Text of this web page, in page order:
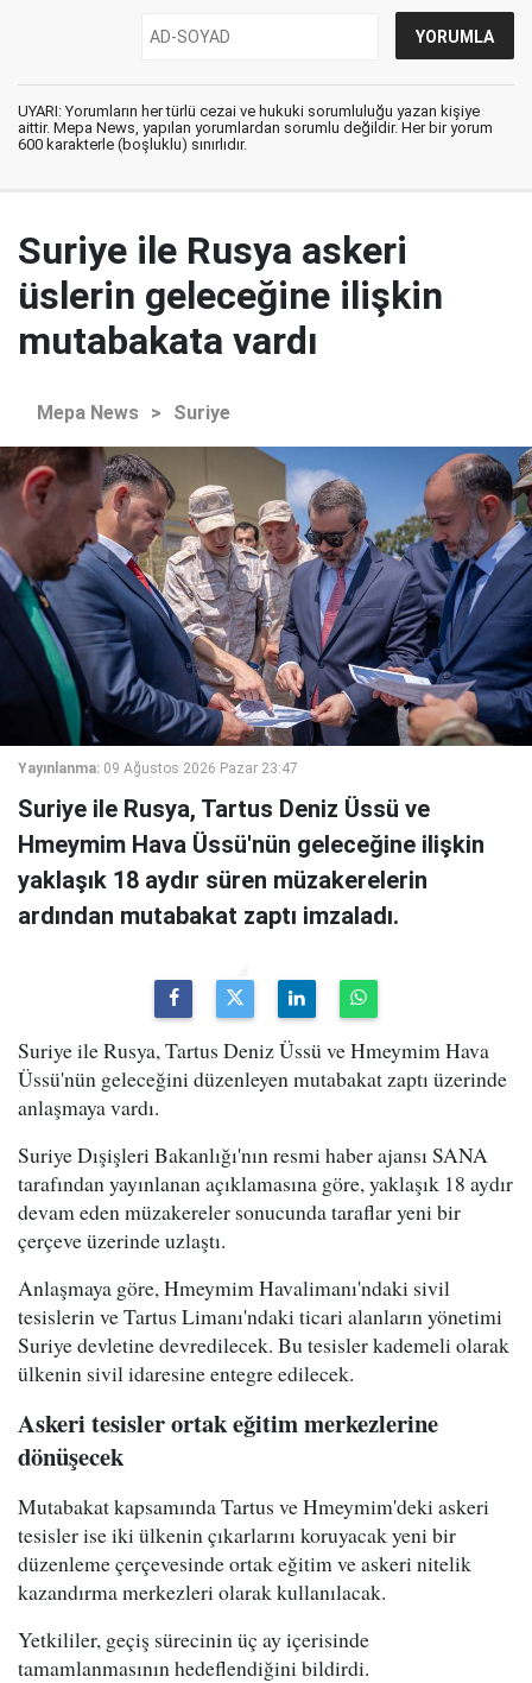
UYARI: Yorumların her türlü cezai ve hukuki sorumluluğu yazan kişiye
aittir. Mepa News, yapılan yorumlardan sorumlu değildir. Her bir yorum
600 karakterle (boşluklu) sınırlıdır.
Suriye ile Rusya askeri
üslerin geleceğine ilişkin
mutabakata vardı
Mepa News > Suriye
Yayınlanma: 09 Ağustos 2026 Pazar 23:47
Suriye ile Rusya, Tartus Deniz Üssü ve
Hmeymim Hava Üssü'nün geleceğine ilişkin
yaklaşık 18 aydır süren müzakerelerin
ardından mutabakat zaptı imzaladı.
Suriye ile Rusya, Tartus Deniz Üssü ve Hmeymim Hava
Üssü'nün geleceğini düzenleyen mutabakat zaptı üzerinde
anlaşmaya vardı.
Suriye Dışişleri Bakanlığı'nın resmi haber ajansı SANA
tarafından yayınlanan açıklamasına göre, yaklaşık 18 aydır
devam eden müzakereler sonucunda taraflar yeni bir
çerçeve üzerinde uzlaştı.
Anlaşmaya göre, Hmeymim Havalimanı'ndaki sivil
tesislerin ve Tartus Limanı'ndaki ticari alanların yönetimi
Suriye devletine devredilecek. Bu tesisler kademeli olarak
ülkenin sivil idaresine entegre edilecek.
Askeri tesisler ortak eğitim merkezlerine
dönüşecek
Mutabakat kapsamında Tartus ve Hmeymim'deki askeri
tesisler ise iki ülkenin çıkarlarını koruyacak yeni bir
düzenleme çerçevesinde ortak eğitim ve askeri nitelik
kazandırma merkezleri olarak kullanılacak.
Yetkililer, geçiş sürecinin üç ay içerisinde
tamamlanmasının hedeflendiğini bildirdi.